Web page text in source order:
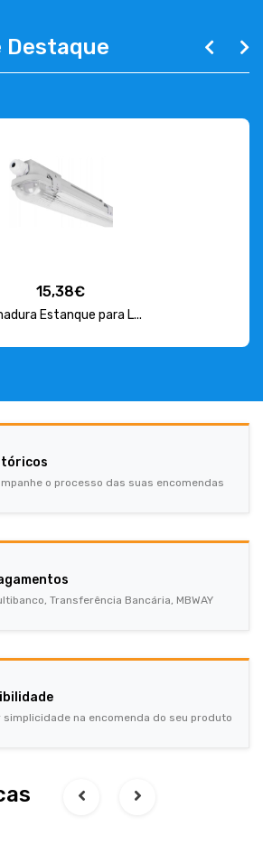
Destaque
15,38€
Estanque para L...
o processo das suas encomendas
Transferência Bancária, MBWAY
simplicidade na encomenda do seu produto